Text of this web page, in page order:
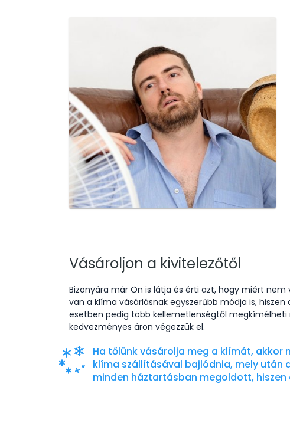
Vásároljon a kivitelezőtől
Bizonyára már Ön is látja és érti azt, hogy miért
van a klíma vásárlásnak egyszerűbb módja is,
esetben pedig több kellemetlenségtől
kedvezményes áron végezzük el.
Ha tőlünk vásárolja meg a klímát, akkor
klíma szállításával bajlódnia, mely után
minden háztartásban megoldott, hiszen